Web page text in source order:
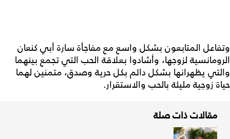
وتفاعل المتابعون بشكل واسع مع مفاجأة سارة أبي كنعان
الرومانسية لزوجها، وأشادوا بعلاقة الحب التي تجمع بينهما
والتي يظهرانها بشكل دائم بكل حرية وصدق، متمنين لهما
حياة زوجية مليئة بالحب والاستقرار.
مقالات ذات صلة